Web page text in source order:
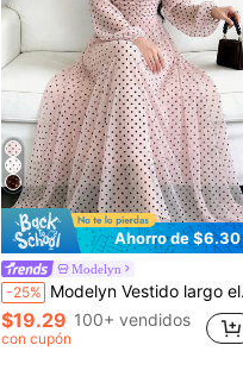
Ahorro de $6.30
Modelyn
-25% Modelyn Vestido largo elegante y de moda con cintura ceñida y falda acampanada con lunares para primavera/verano
$19.29 100+ vendidos
con cupón